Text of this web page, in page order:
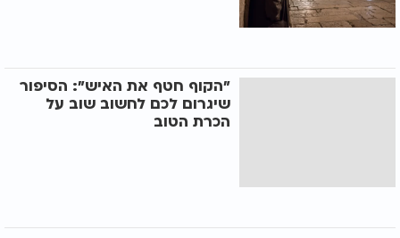
"הקוף חטף את האיש": הסיפור
שיגרום לכם לחשוב שוב על
הכרת הטוב